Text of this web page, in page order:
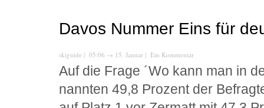
Davos Nummer Eins für
skiguide | 05:06 → 15. Januar | Ein Kommentar
Auf die Frage ´Wo kann man in
nannten 49,8 Prozent der